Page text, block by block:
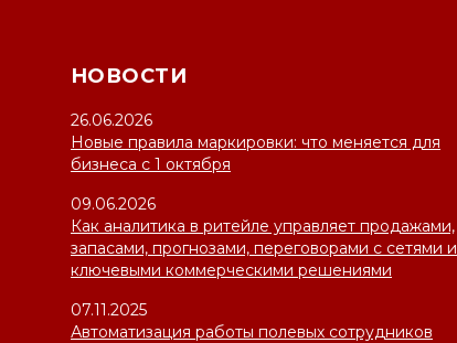
НОВОСТИ
26.06.2026
Новые правила маркировки: что меняется для
бизнеса с 1 октября
09.06.2026
Как аналитика в ритейле управляет продажами,
запасами, прогнозами, переговорами с сетями и
ключевыми коммерческими решениями
07.11.2025
Автоматизация работы полевых сотрудников